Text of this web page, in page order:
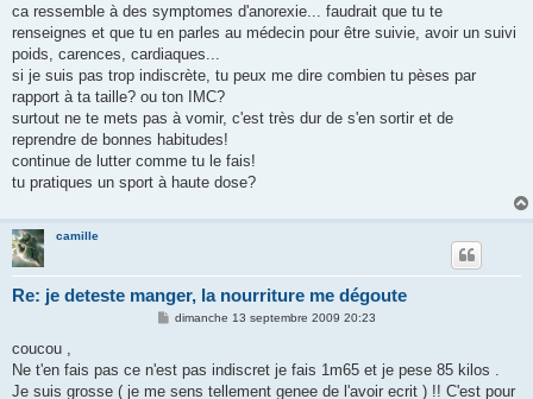
a
g
ca ressemble à des symptomes d'anorexie... faudrait que tu te
renseignes et que tu en parles au médecin pour être suivie, avoir un suivi
poids, carences, cardiaques...
si je suis pas trop indiscrète, tu peux me dire combien tu pèses par
rapport à ta taille? ou ton IMC?
surtout ne te mets pas à vomir, c'est très dur de s'en sortir et de
reprendre de bonnes habitudes!
continue de lutter comme tu le fais!
tu pratiques un sport à haute dose?
camille
Re: je deteste manger, la nourriture me dégoute
M
a
g
dimanche 13 septembre 2009 20:23
coucou ,
Ne t'en fais pas ce n'est pas indiscret je fais 1m65 et je pese 85 kilos .
Je suis grosse ( je me sens tellement genee de l'avoir ecrit ) !! C'est pour